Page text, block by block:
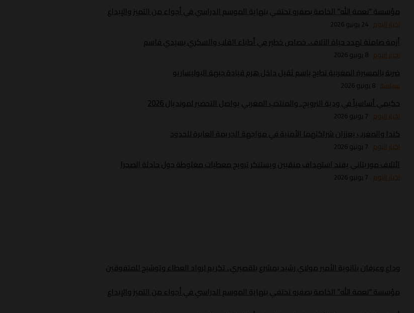
مؤسسة “نعمة الله” الخاصة بصفرو تحتفي بنهاية الموسم الدراسي في أجواء من التميز والإبداع
اخبار اليوم 24 يونيو 2026
أزمة صامتة تهدد حياة الآلاف.. خصاص خطير في أطباء القلب والسكري بسيدي قاسم
اخبار اليوم 8 يونيو 2026
ضربة بالمسيرة المغربية تطيح باسم ثقيل داخل هرم قيادة جبهة البوليساريو
سياسة 8 يونيو 2026
حكيمي أساسياً في ودية النرويج.. والمنتخب المغربي يواصل التحضير لمونديال 2026
اخبار اليوم 7 يونيو 2026
كندا والمغرب يعززان شراكتهما الأمنية في مواجهة الجريمة العابرة للحدود
اخبار اليوم 7 يونيو 2026
ائتلاف موريتاني يفند استهداف منقبين ويستنكر ترويج معطيات مغلوطة حول حادثة الصحرا
اخبار اليوم 7 يونيو 2026
وداع وعرفان بثانوية الأمير مولاي رشيد بمشرع بلقصيري.. تكريم لرواد العطاء وتوشيح للمتفوقين
مؤسسة “نعمة الله” الخاصة بصفرو تحتفي بنهاية الموسم الدراسي في أجواء من التميز والإبداع